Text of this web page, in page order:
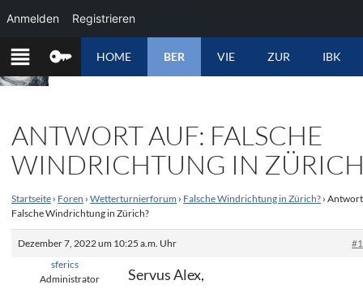
ZUM
INHALT
SPRINGEN
HOME BER VIE ZUR IBK
ANTWORT AUF: FALSCHE
WINDRICHTUNG IN
Startseite › Foren › Wetterturnierforum › Falsche Windrichtung in Zürich? ›
Falsche Windrichtung in Zürich?
Dezember 7, 2022 um 10:25 a.m. Uhr
sferics
Administrator
Servus Alex,
Anmelden Registrieren